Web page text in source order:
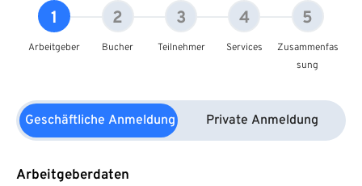
1
Arbeitgeber
2
Bucher
3
Teilnehmer
4
Services
5
Zusammenfas
sung
Geschäftliche Anmeldung Private Anmeldung
Arbeitgeberdaten